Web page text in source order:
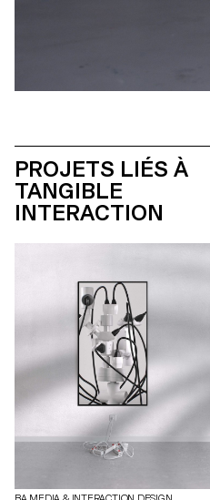
PROJETS LIÉS À
TANGIBLE
INTERACTION